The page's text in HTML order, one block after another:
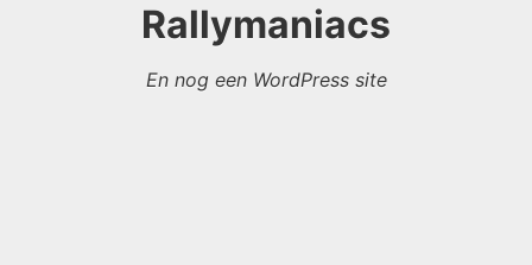
Rallymaniacs
En nog een WordPress site